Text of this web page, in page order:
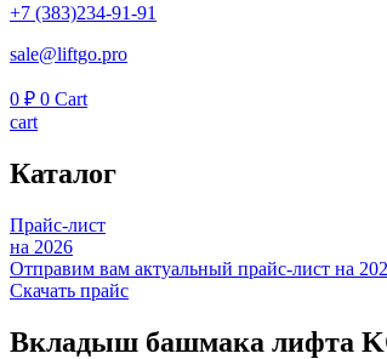
+7 (383)234-91-91
sale@liftgo.pro
0 ₽ 0 Cart
cart
Каталог
Прайс-лист
на 2026
Отправим вам актуальный прайс-лист на
Скачать прайс
Вкладыш башмака лифта